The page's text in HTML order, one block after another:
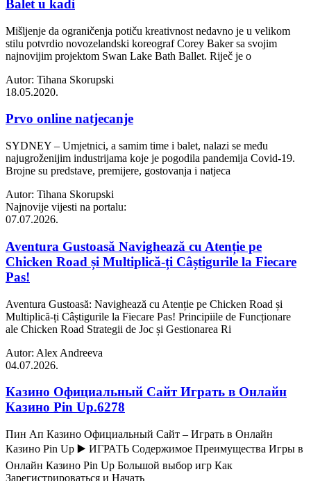
Balet u kadi
Mišljenje da ograničenja potiču kreativnost nedavno je u velikom
stilu potvrdio novozelandski koreograf Corey Baker sa svojim
najnovijim projektom Swan Lake Bath Ballet. Riječ je o
Autor: Tihana Skorupski
18.05.2020.
Prvo online natjecanje
SYDNEY – Umjetnici, a samim time i balet, nalazi se među
najugroženijim industrijama koje je pogodila pandemija Covid-19.
Brojne su predstave, premijere, gostovanja i natjeca
Autor: Tihana Skorupski
Najnovije vijesti na portalu:
07.07.2026.
Aventura Gustoasă Navighează cu Atenție pe
Chicken Road și Multiplică-ți Câștigurile la Fiecare
Pas!
Aventura Gustoasă: Navighează cu Atenție pe Chicken Road și
Multiplică-ți Câștigurile la Fiecare Pas! Principiile de Funcționare
ale Chicken Road Strategii de Joc și Gestionarea Ri
Autor: Alex Andreeva
04.07.2026.
Казино Официальный Сайт Играть в Онлайн
Казино Pin Up.6278
Пин Ап Казино Официальный Сайт – Играть в Онлайн
Казино Pin Up ▶️ ИГРАТЬ Содержимое Преимущества Игры в
Онлайн Казино Pin Up Большой выбор игр Как
Зарегистрироваться и Начать